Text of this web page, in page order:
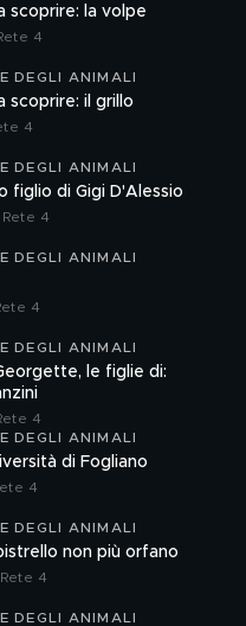
scoprire: la volpe
4
DEGLI ANIMALI
scoprire: il grillo
4
DEGLI ANIMALI
figlio di Gigi D'Alessio
4
DEGLI ANIMALI
4
DEGLI ANIMALI
le figlie di:
4
DEGLI ANIMALI
di Fogliano
4
DEGLI ANIMALI
non più orfano
4
DEGLI ANIMALI